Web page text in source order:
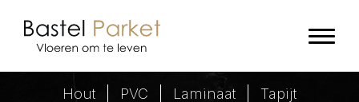
24 cm breed lamel parket
Hout PVC Laminaat Tapijt